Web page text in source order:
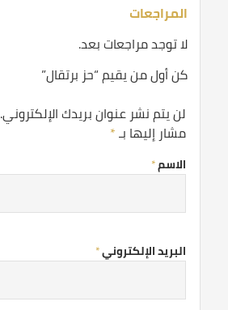
المراجعات
لا توجد مراجعات بعد.
كن أول من يقيم “حز برتقال”
لن يتم نشر عنوان بريدك الإلكتروني.
مشار إليها بـ*
الاسم*
البريد الإلكتروني*